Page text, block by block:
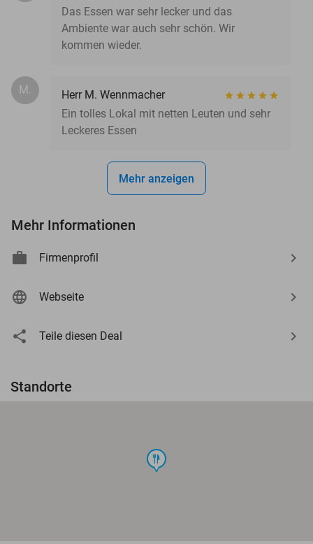
Das Essen war sehr lecker und das
Ambiente war auch sehr schön. Wir
kommen wieder.
M.
Herr M. Wennmacher
Ein tolles Lokal mit netten Leuten und sehr
Leckeres Essen
Mehr anzeigen
Mehr Informationen
Firmenprofil
Webseite
Teile diesen Deal
Standorte
food